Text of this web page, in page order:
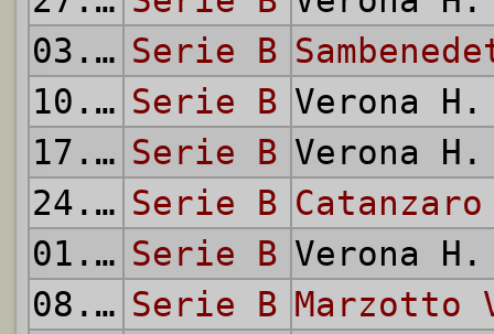
03.04.
1960
Serie B
10.04.
1960
Serie B Verona
17.04.
1960
Serie B Verona
24.04.
1960
Serie B Catanzaro
01.05.
1960
Serie B Verona
08.05.
1960
Serie B Marzotto